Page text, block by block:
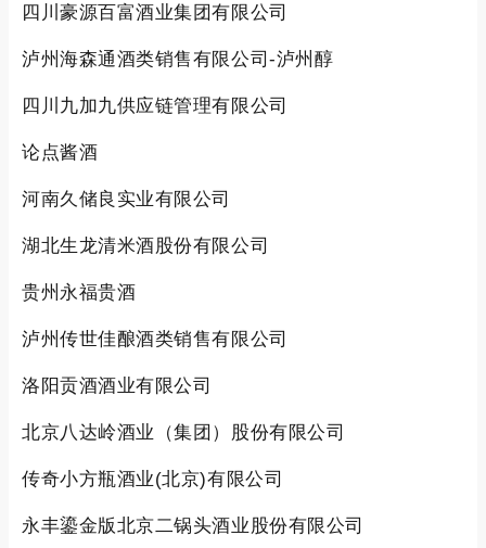
四川豪源百富酒业集团有限公司
泸州海森通酒类销售有限公司-泸州醇
四川九加九供应链管理有限公司
论点酱酒
河南久储良实业有限公司
湖北生龙清米酒股份有限公司
贵州永福贵酒
泸州传世佳酿酒类销售有限公司
洛阳贡酒酒业有限公司
北京八达岭酒业（集团）股份有限公司
传奇小方瓶酒业(北京)有限公司
永丰鎏金版北京二锅头酒业股份有限公司